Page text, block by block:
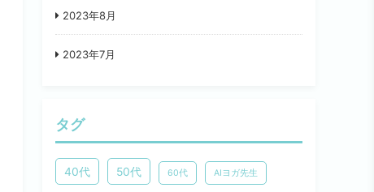
2023年8月
2023年7月
タグ
40代 50代 60代 AIヨガ先生